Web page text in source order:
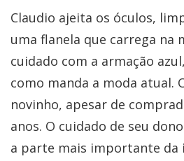
Claudio ajeita os óculos,
uma flanela que carrega na
cuidado com a armação
como manda a moda atual.
novinho, apesar de
anos. O cuidado de seu
a parte mais importante da